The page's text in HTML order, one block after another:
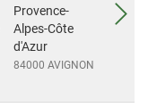
Provence-
Alpes-Côte
d'Azur
84000 AVIGNON